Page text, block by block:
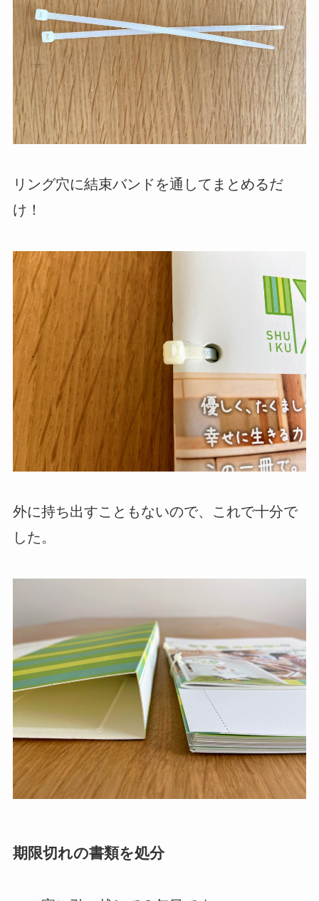
リング穴に結束バンドを通してまとめるだ
け！
外に持ち出すこともないので、これで十分で
した。
期限切れの書類を処分